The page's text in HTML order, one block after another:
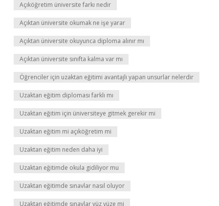
Açıköğretim üniversite farkı nedir
Açıktan üniversite okumak ne işe yarar
Açıktan üniversite okuyunca diploma alınır mı
Açıktan üniversite sınıfta kalma var mı
Öğrenciler için uzaktan eğitimi avantajlı yapan unsurlar nelerdir
Uzaktan eğitim diploması farklı mı
Uzaktan eğitim için üniversiteye gitmek gerekir mi
Uzaktan eğitim mi açıköğretim mi
Uzaktan eğitim neden daha iyi
Uzaktan eğitimde okula gidiliyor mu
Uzaktan eğitimde sınavlar nasıl oluyor
Uzaktan eğitimde sınavlar yüz yüze mi